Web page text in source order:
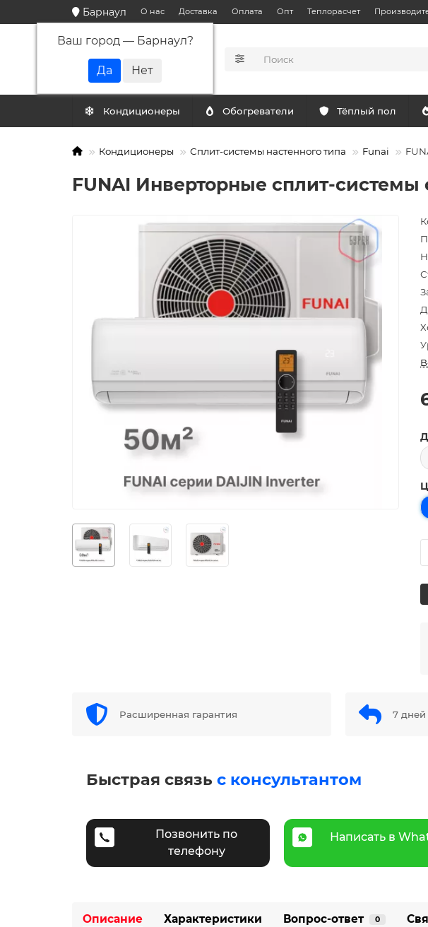
Барнаул
Ваш город — Барнаул?
О нас Доставка Оплата Опт Теплорасчет
Кондиционеры Обогреватели Тёплый пол
Кондиционеры Сплит-системы настенного типа Funai
FUNAI Инверторные сплит-системы
Расширенная гарантия 7 дней
Быстрая связь с консультантом
Позвонить по
телефону
Написать в
Описание Характеристики Вопрос-ответ 0